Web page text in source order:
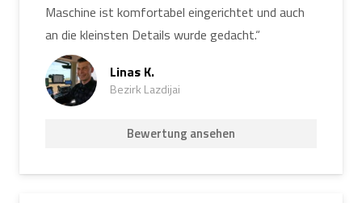
Maschine ist komfortabel eingerichtet und auch
an die kleinsten Details wurde gedacht.“
Linas K.
Bezirk Lazdijai
Bewertung ansehen